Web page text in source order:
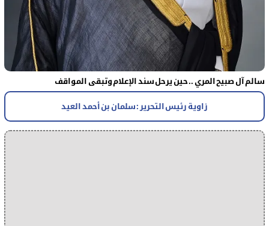
سالم آل صبيح المري .. حين يرحل سند الإعلام وتبقى المواقف
زاوية رئيس التحرير : سلمان بن أحمد العيد